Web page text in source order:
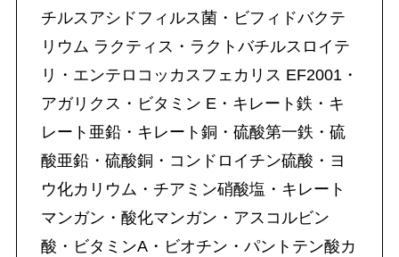
チルスアシドフィルス菌・ビフィドバクテ
リウム ラクティス・ラクトバチルスロイテ
リ・エンテロコッカスフェカリス EF2001・
アガリクス・ビタミン E・キレート鉄・キ
レート亜鉛・キレート銅・硫酸第一鉄・硫
酸亜鉛・硫酸銅・コンドロイチン硫酸・ヨ
ウ化カリウム・チアミン硝酸塩・キレート
マンガン・酸化マンガン・アスコルビン
酸・ビタミンA・ビオチン・パントテン酸カ